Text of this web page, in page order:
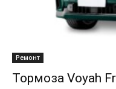
Ремонт
Тормоза Voyah